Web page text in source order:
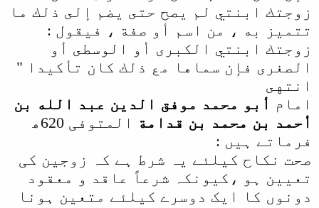
زوجتك ابنتي لم يصح حتى يضم إلى ذلك ما
تتميز به ، من اسم أو صفة ، فيقول :
زوجتك ابنتي الكبرى أو الوسطى أو
الصغرى فإن سماها مع ذلك كان تأكيدا "
انتهى
امام أبو محمد موفق الدين عبد الله بن
أحمد بن محمد بن قدامة
المتوفی 620ھ
فرماتے ہیں :
صحت نکاح کیلئے یہ شرط ہے کہ زوجین کی
تعیین ہو ،کیونکہ شرعاً عاقد و معقود
دونوں کا ایک دوسرے کیلئے متعین ہونا